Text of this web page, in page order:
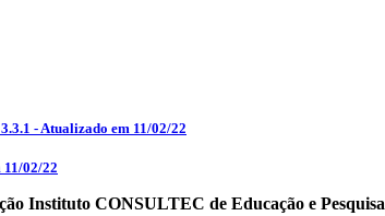
- Atualizado em 11/02/22
02/22
Instituto CONSULTEC de Educação e Pesquisa